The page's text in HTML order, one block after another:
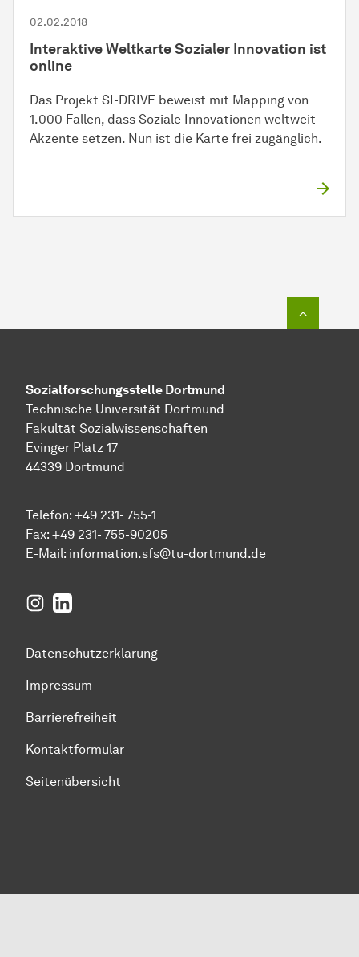
02.02.2018
Interaktive Weltkarte Sozialer Innovation ist
online
Das Projekt SI-DRIVE beweist mit Mapping von
1.000 Fällen, dass Soziale Innovationen weltweit
Akzente setzen. Nun ist die Karte frei zugänglich.
Sozial­forschungs­stelle Dortmund
Technische Universität Dortmund
Fakultät Sozialwissenschaften
Evinger Platz 17
44339 Dortmund
Telefon: +49 231- 755-1
Fax: +49 231- 755-90205
E-Mail: information.sfs@tu-dortmund.de
Instagram
LinkedIn
Datenschutzerklärung
Impressum
Barrierefreiheit
Kontaktformular
Seitenübersicht